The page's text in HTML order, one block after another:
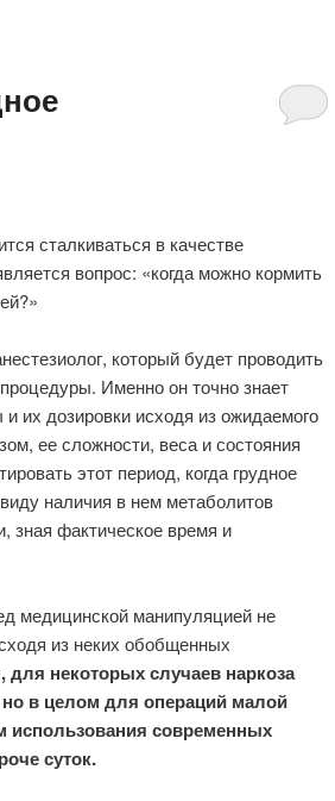
сталкиваться в качестве
вопрос: «когда можно кормить
который будет проводить
Именно он точно знает
их дозировки исходя из ожидаемого
ее сложности, веса и состояния
этот период, когда грудное
наличия в нем метаболитов
зная фактическое время и
медицинской манипуляцией не
из неких обобщенных
для некоторых случаев наркоза
но в целом для операций малой
использования современных
суток.